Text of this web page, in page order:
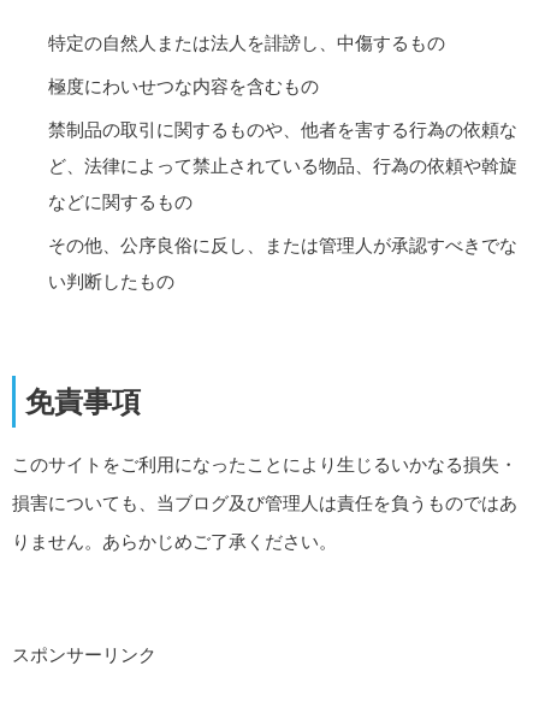
特定の自然人または法人を誹謗し、中傷するもの
極度にわいせつな内容を含むもの
禁制品の取引に関するものや、他者を害する行為の依頼な
ど、法律によって禁止されている物品、行為の依頼や斡旋
などに関するもの
その他、公序良俗に反し、または管理人が承認すべきでな
い判断したもの
免責事項
このサイトをご利用になったことにより生じるいかなる損失・
損害についても、当ブログ及び管理人は責任を負うものではあ
りません。あらかじめご了承ください。
スポンサーリンク